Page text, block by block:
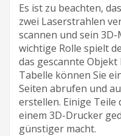
Es ist zu beachten,
zwei Laserstrahlen
scannen und sein
wichtige Rolle spielt
das gescannte
Tabelle können Sie
Seiten abrufen und
erstellen. Einige Teile
einem 3D-Drucker
günstiger macht.